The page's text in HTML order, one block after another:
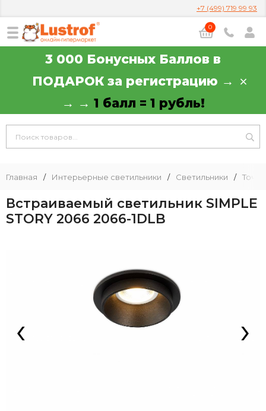
+7 (499) 719 99 93
0
3 000 Бонусных Баллов в
ПОДАРОК за регистрацию →
→ → 1 балл = 1 рубль!
Главная / Интерьерные светильники / Светильники /
Встраиваемый светильник SIMPLE
STORY 2066 2066-1DLB
‹ ›